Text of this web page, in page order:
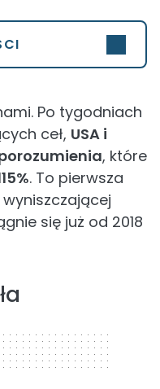
Po tygodniach
ceł, USA i
, które
. To pierwsza
się już od 2018